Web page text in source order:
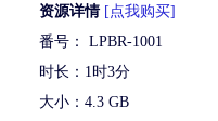
资源详情 [点我购买]
番号： LPBR-1001
时长：1时3分
大小：4.3 GB